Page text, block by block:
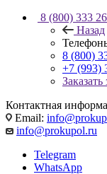
8 (800) 333
Назад
8 (800)
+7 (993)
Контактная
Email:
info@prokupol.ru
Telegram
WhatsApp